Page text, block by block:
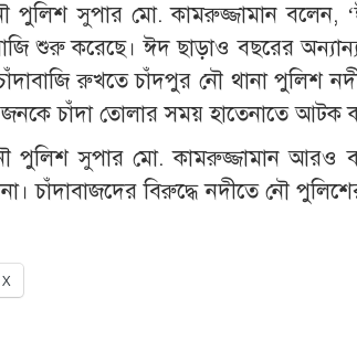
পুলিশ সুপার মো. কামরুজ্জামান বলেন,
শুরু করেছে। ঈদ ছাড়াও বছরের
রুখতে চাঁদপুর নৌ থানা পুলিশ
চাঁদা তোলার সময় হাতেনাতে আটক
পুলিশ সুপার মো. কামরুজ্জামান আরও
চাঁদাবাজদের বিরুদ্ধে নদীতে নৌ
X